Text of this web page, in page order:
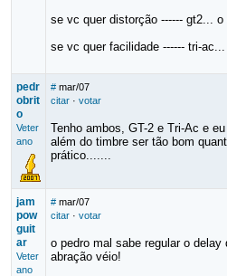
se vc quer distorção ------ gt2...
se vc quer facilidade ------ tri-
pedr
obrit
o
Veter
ano
# mar/07
citar· votar
Tenho ambos, GT-2 e Tri-Ac e
além do timbre ser tão bom
prático.......
jam
pow
guit
ar
Veter
ano
# mar/07
citar· votar
o pedro mal sabe regular o delay
abração véio!